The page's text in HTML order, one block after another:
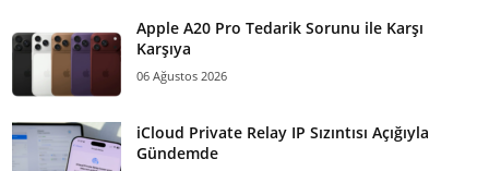
Apple A20 Pro Tedarik Sorunu ile Karşı
Karşıya
06 Ağustos 2026
iCloud Private Relay IP Sızıntısı Açığıyla
Gündemde